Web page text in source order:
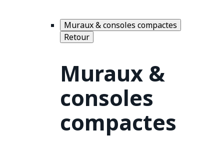
Muraux & consoles compactes
Retour
Muraux &
consoles
compactes